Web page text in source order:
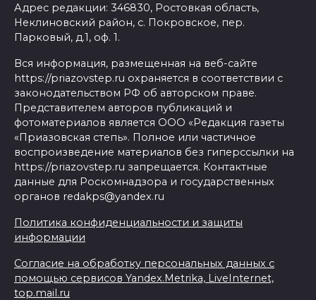
Адрес редакции: 346830, Ростовкая область,
Неклиновский район, с. Покровское, пер.
Парковый, д.1, оф. 1.
Вся информация, размещенная на веб-сайте
https://priazovstep.ru охраняется в соответствии с
законодательством РФ об авторском праве.
Представителем авторов публикаций и
фотоматериалов является ООО «Редакция газеты
«Приазовская степь». Полное или частичное
воспроизведение материалов без гиперссылки на
https://priazovstep.ru запрещается. Контактные
данные для Роскомнадзора и государственных
органов redakps@yandex.ru
Политика конфиденциальности и защиты
информации
Согласие на обработку персональных данных с
помощью сервисов Yandex.Metrika, LiveInternet,
top.mail.ru